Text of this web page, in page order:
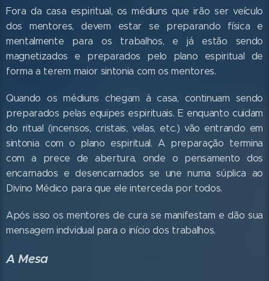
Fora da casa espiritual, os médiuns que irão ser veículo
dos mentores, devem estar se preparando física e
mentalmente para os trabalhos, e já estão sendo
magnetizados e preparados pelo plano espiritual de
forma a terem maior sintonia com os mentores.
Quando os médiuns chegam à casa, continuam sendo
preparados pelas equipes espirituais. E enquanto cuidam
do ritual (incensos, cristais, velas, etc.) vão entrando em
sintonia com o plano espiritual. A preparação termina
com a prece de abertura, onde o pensamento dos
encarnados e desencarnados se une numa súplica ao
Divino Médico para que ele interceda por todos.
Após isso os mentores de cura se manifestam e dão sua
mensagem indvidual para o início dos trabalhos.
A Mesa